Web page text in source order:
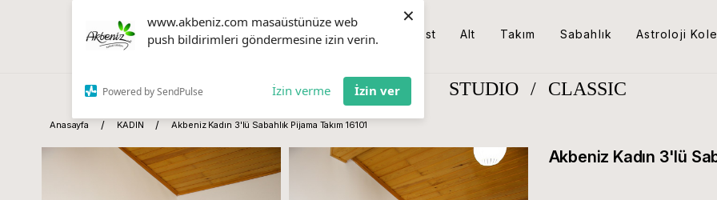
www.akbeniz.com masaüstünüze web
push bildirimleri göndermesine izin verin.
Powered by SendPulse İzin verme İzin ver
×
Üst Alt Takım Sabahlık Astroloji
STUDIO / CLASSIC
Anasayfa KADIN Akbeniz Kadın 3'lü Sabahlık Pijama Takım 16101
Akbeniz Kadın 3'lü